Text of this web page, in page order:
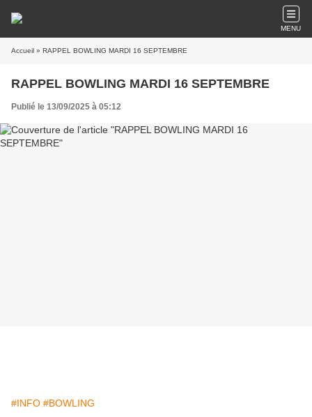
MENU
Accueil » RAPPEL BOWLING MARDI 16 SEPTEMBRE
RAPPEL BOWLING MARDI 16 SEPTEMBRE
Publié le 13/09/2025 à 05:12
#INFO #BOWLING